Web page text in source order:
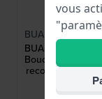
Alpina
BUAL-
BUAL-
Boucle
recouvert d'or
80,01
vous